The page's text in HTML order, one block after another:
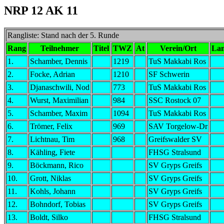
NRP 12 AK 11
Rangliste: Stand nach der 5. Runde
Rang
Teilnehmer Titel TWZ At Verein/Ort
1.
Schamber, Dennis 1219
TuS Makkabi Ros
2.
Focke, Adrian 1210
SF Schwerin
3.
Djanaschwili, Nod 773
TuS Makkabi Ros
4.
Wurst, Maximilian 984
SSC Rostock 07
5.
Schamber, Maxim 1094
TuS Makkabi Ros
6.
Trömer, Felix 969
SAV Torgelow-Dr
7.
Lichtnau, Tim 968
Greifswalder SV
8.
Kähling, Fiete
FHSG Stralsund
9.
Böckmann, Rico
SV Gryps Greifs
10.
Grott, Niklas
SV Gryps Greifs
11.
Kohls, Johann
SV Gryps Greifs
12.
Bohndorf, Tobias
SV Gryps Greifs
13.
Boldt, Silko
FHSG Stralsund